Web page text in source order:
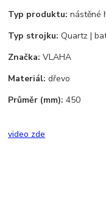
Typ produktu: nástěné
Typ strojku: Quartz |
Značka: VLAHA
Materiál: dřevo
Průměr (mm): 450
video zde